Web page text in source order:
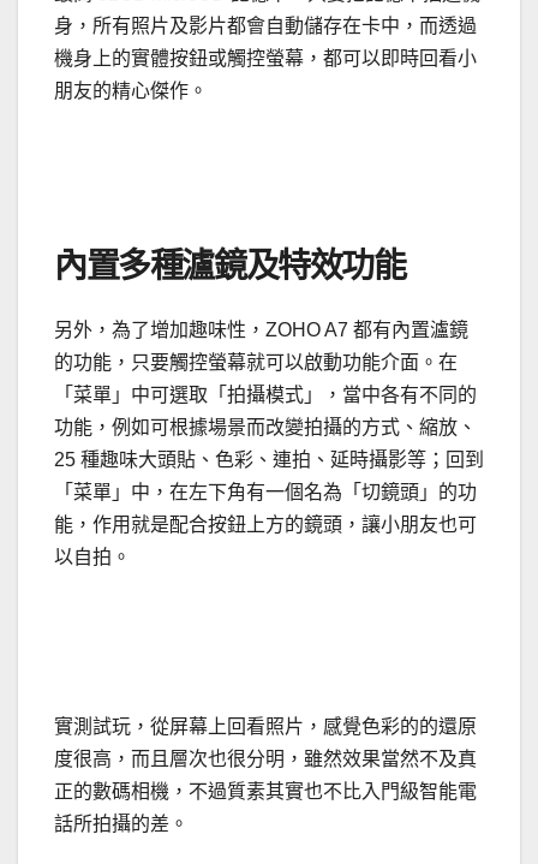
身，所有照片及影片都會自動儲存在卡中，而透過
機身上的實體按鈕或觸控螢幕，都可以即時回看小
朋友的精心傑作。
內置多種瀘鏡及特效功能
另外，為了增加趣味性，ZOHO A7 都有內置瀘鏡
的功能，只要觸控螢幕就可以啟動功能介面。在
「菜單」中可選取「拍攝模式」，當中各有不同的
功能，例如可根據場景而改變拍攝的方式、縮放、
25 種趣味大頭貼、色彩、連拍、延時攝影等；回到
「菜單」中，在左下角有一個名為「切鏡頭」的功
能，作用就是配合按鈕上方的鏡頭，讓小朋友也可
以自拍。
實測試玩，從屏幕上回看照片，感覺色彩的的還原
度很高，而且層次也很分明，雖然效果當然不及真
正的數碼相機，不過質素其實也不比入門級智能電
話所拍攝的差。